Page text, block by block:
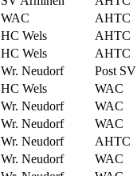
WAC AHTC
HC Wels AHTC
HC Wels AHTC
Wr. Neudorf Post SV
HC Wels WAC
Wr. Neudorf WAC
Wr. Neudorf WAC
Wr. Neudorf AHTC
Wr. Neudorf WAC